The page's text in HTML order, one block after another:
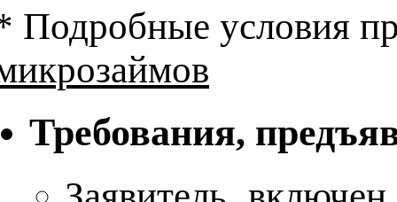
Подробные условия
Требования,